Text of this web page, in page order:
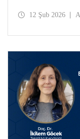
aldığı “ExCISC –
(MSCA-SE)
12 Şub 2026